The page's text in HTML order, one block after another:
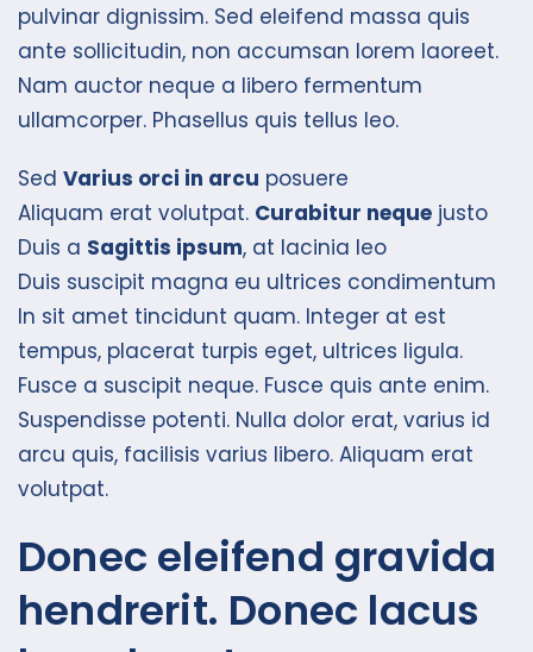
pulvinar dignissim. Sed eleifend massa quis
ante sollicitudin, non accumsan lorem laoreet.
Nam auctor neque a libero fermentum
ullamcorper. Phasellus quis tellus leo.
Sed Varius orci in arcu posuere
Aliquam erat volutpat. Curabitur neque justo
Duis a Sagittis ipsum, at lacinia leo
Duis suscipit magna eu ultrices condimentum
In sit amet tincidunt quam. Integer at est
tempus, placerat turpis eget, ultrices ligula.
Fusce a suscipit neque. Fusce quis ante enim.
Suspendisse potenti. Nulla dolor erat, varius id
arcu quis, facilisis varius libero. Aliquam erat
volutpat.
Donec eleifend gravida
hendrerit. Donec lacus